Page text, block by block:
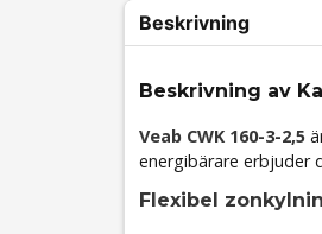
Beskrivning
Beskrivning av
Veab CWK 160-3-2,5
energibärare erbjuder
Flexibel